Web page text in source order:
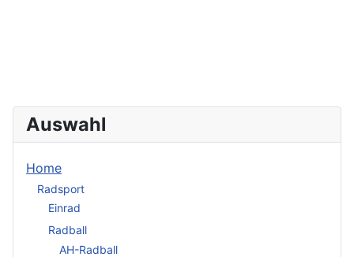
Auswahl
Home
Radsport
Einrad
Radball
AH-Radball